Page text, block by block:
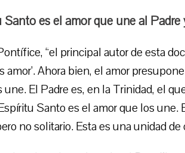
Santo es el amor que une al
“el principal autor de esta
amor’. Ahora bien, el amor
El Padre es, en la Trinidad, el
Santo es el amor que los
no solitario. Esta es una unidad